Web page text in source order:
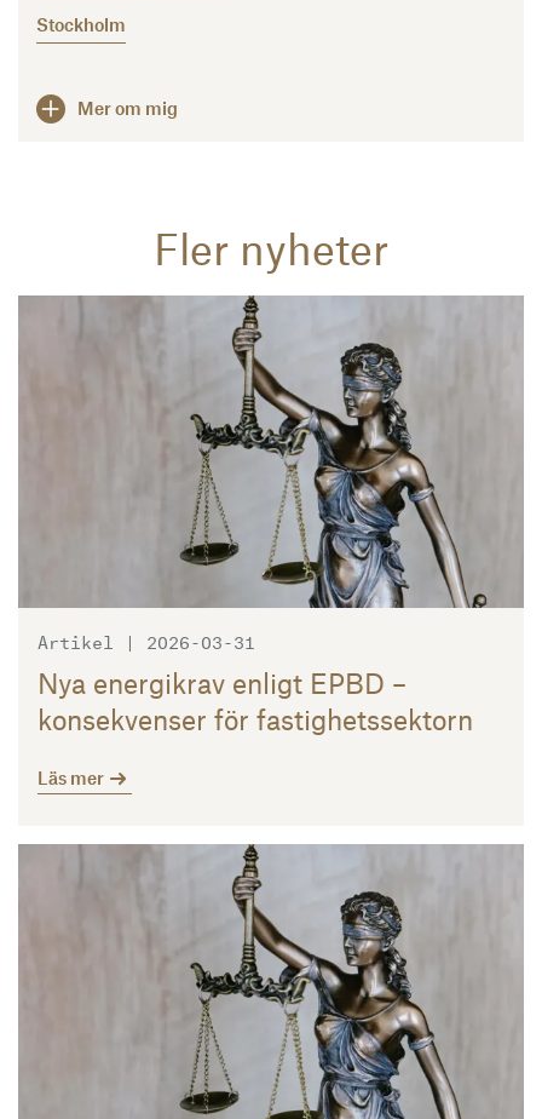
Stockholm
Mer om mig
Fler nyheter
Artikel | 2026-03-31
Nya energikrav enligt EPBD –
konsekvenser för fastighetssektorn
Läs mer